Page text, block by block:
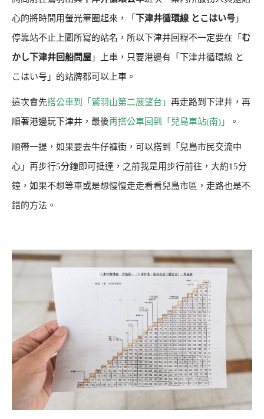
心的將時間用螢光筆圈起來，「 下津井循環線 とこはい号 」
停靠站不止上圖所寫的站名，所以下津井回程不一定要在「 む
かし下津井回船問屋 」上車，只要港邊有「下津井循環線 と
こはい号」的站牌都可以上車。
這次會先搭公車到「鷲羽山第二展望台」 再走路到下津井，再
順著港邊玩下津井，最後再搭公車回到「兒島車站(南)」 。
順帶一提，如果要去牛仔褲街，可以搭到「兒島市民交流中
心」再步行5分鐘即可抵達，之前我是用步行前往，大約15分
鐘，如果不想等車或是想慢慢走走看看兒島市區，走路也是不
錯的方法。